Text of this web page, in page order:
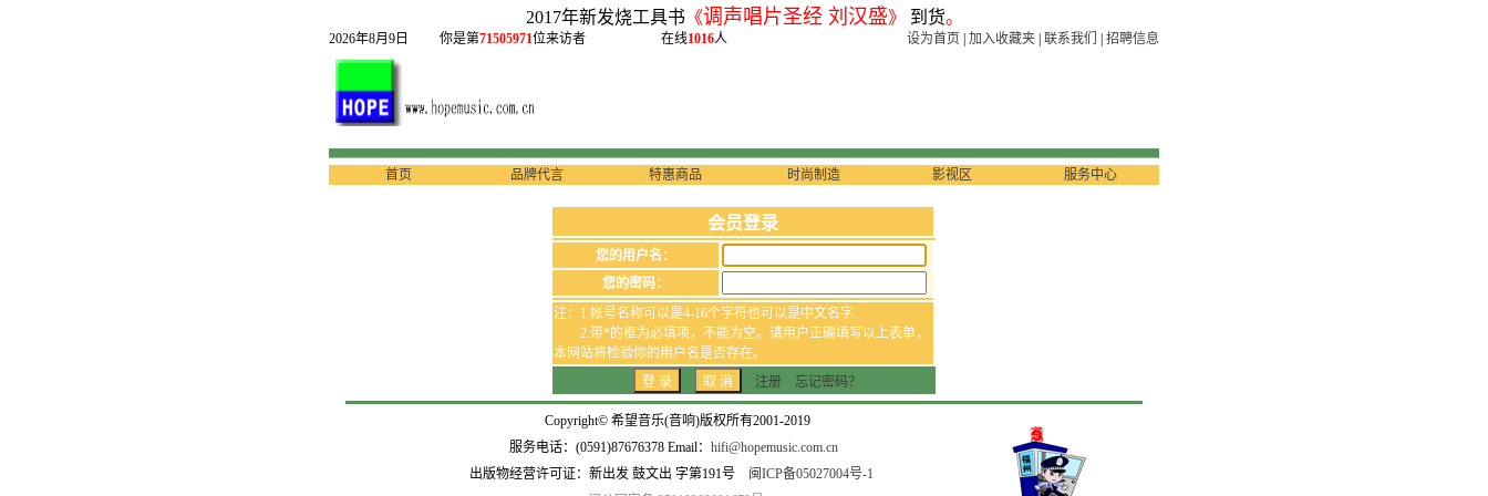
2017年新发烧工具书 《调声唱片圣经 刘汉盛》 到货。
2026年8月9日 你是第71505971位来访者 在线1016人 设为首页 加入收藏夹 联系我们 招聘信息
首页 品牌代言 特惠商品 时尚制造 影视区 服务中心
会员登录
您的用户名：
您的密码：
注：1.帐号名称可以是4-16个字符也可以是中文名字.
2.带*的框为必填项，不能为空。请用户正确填写以上表单，
本网站将检验你的用户名是否存在。
注册
忘记密码？
Copyright© 希望音乐(音响)版权所有2001-2019
服务电话：(0591)87676378 Email： hifi@hopemusic.com.cn
出版物经营许可证：新出发 鼓文出 字第191号 闽ICP备05027004号-1